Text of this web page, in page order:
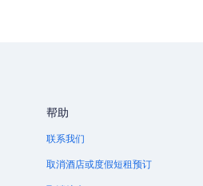
帮助
联系我们
取消酒店或度假短租预订